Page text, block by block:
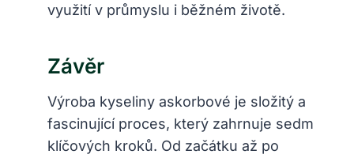
využití v průmyslu i běžném životě.
Závěr
Výroba kyseliny askorbové je složitý a
fascinující proces, který zahrnuje sedm
klíčových kroků. Od začátku až po